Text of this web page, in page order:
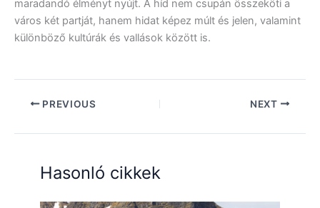
maradandó élményt nyújt. A híd nem csupán összeköti a
város két partját, hanem hidat képez múlt és jelen, valamint
különböző kultúrák és vallások között is.
PREVIOUS NEXT
Hasonló cikkek